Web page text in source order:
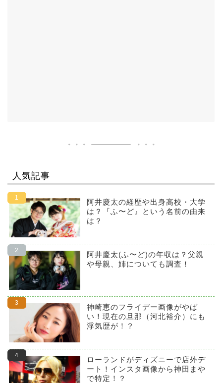
人気記事
阿井慶太の経歴や出身高校・大学
は？『ふ〜ど』という名前の由来
は？
阿井慶太(ふ〜ど)の年収は？父親
や母親、姉についても調査！
神崎恵のフライデー画像がやば
い！現在の旦那（河北裕介）にも
浮気歴が！？
ローランドがディズニーで店外デ
ート！インスタ画像から神田まや
で特定！？